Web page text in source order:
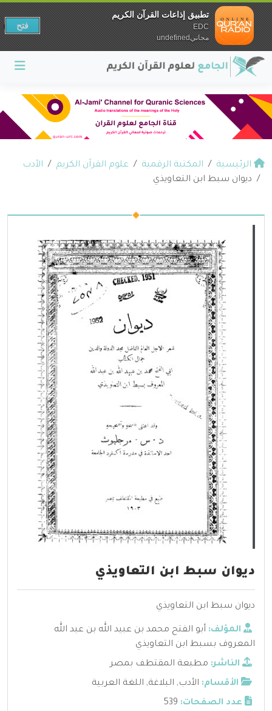
الرئيسية المكتبة الرقمية علوم القرآن الكريم
الأدب
ديوان سبط ابن التعاويذي
ديوان سبط ابن التعاويذي
ديوان سبط ابن التعاويذي
المؤلف: أبو الفتح محمد بن عبيد الله بن عبد الله
المعروف بسبط ابن التعاويذي
الناشر: مطبعة المقتطف بمصر
الأقسام: الأدب, البلاغة, اللغة العربية
عدد الصفحات: 539
تطبيق إذاعات القرآن الكريم
EDC
مجانيundefined
فتح